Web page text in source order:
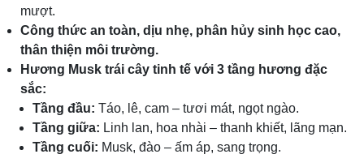
mượt.
Công thức an toàn, dịu nhẹ, phân hủy sinh học cao,
thân thiện môi trường.
Hương Musk trái cây tinh tế với 3 tầng hương đặc
sắc:
Tầng đầu: Táo, lê, cam – tươi mát, ngọt ngào.
Tầng giữa: Linh lan, hoa nhài – thanh khiết, lãng mạn.
Tầng cuối: Musk, đào – ấm áp, sang trọng.